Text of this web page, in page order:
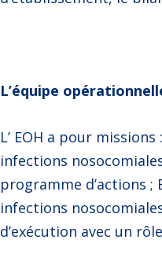
L’équipe
L’ EOH a pour
infections
programme d’actions
infections
d’exécution avec un